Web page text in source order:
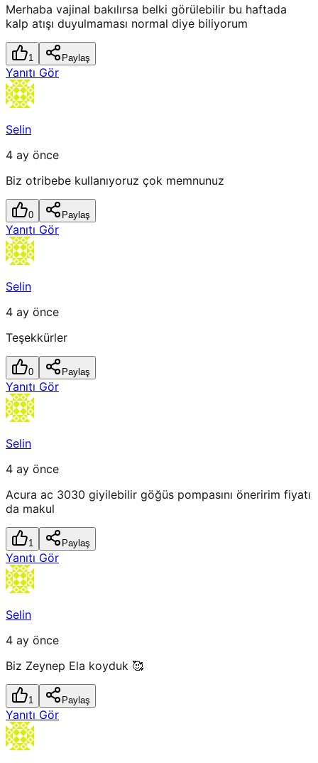
Merhaba vajinal bakılırsa belki görülebilir bu haftada
kalp atışı duyulmaması normal diye biliyorum
1 Paylaş
Yanıtı Gör
Selin
4 ay önce
Biz otribebe kullanıyoruz çok memnunuz
0 Paylaş
Yanıtı Gör
Selin
4 ay önce
Teşekkürler
0 Paylaş
Yanıtı Gör
Selin
4 ay önce
Acura ac 3030 giyilebilir göğüs pompasını öneririm fiyatı
da makul
1 Paylaş
Yanıtı Gör
Selin
4 ay önce
Biz Zeynep Ela koyduk 🥰
1 Paylaş
Yanıtı Gör